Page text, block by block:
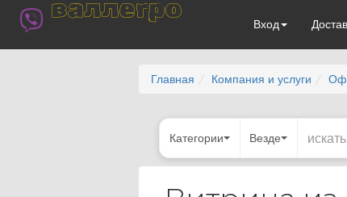
валлегро
Вход
Главная Компания и услуги
Категории Везде